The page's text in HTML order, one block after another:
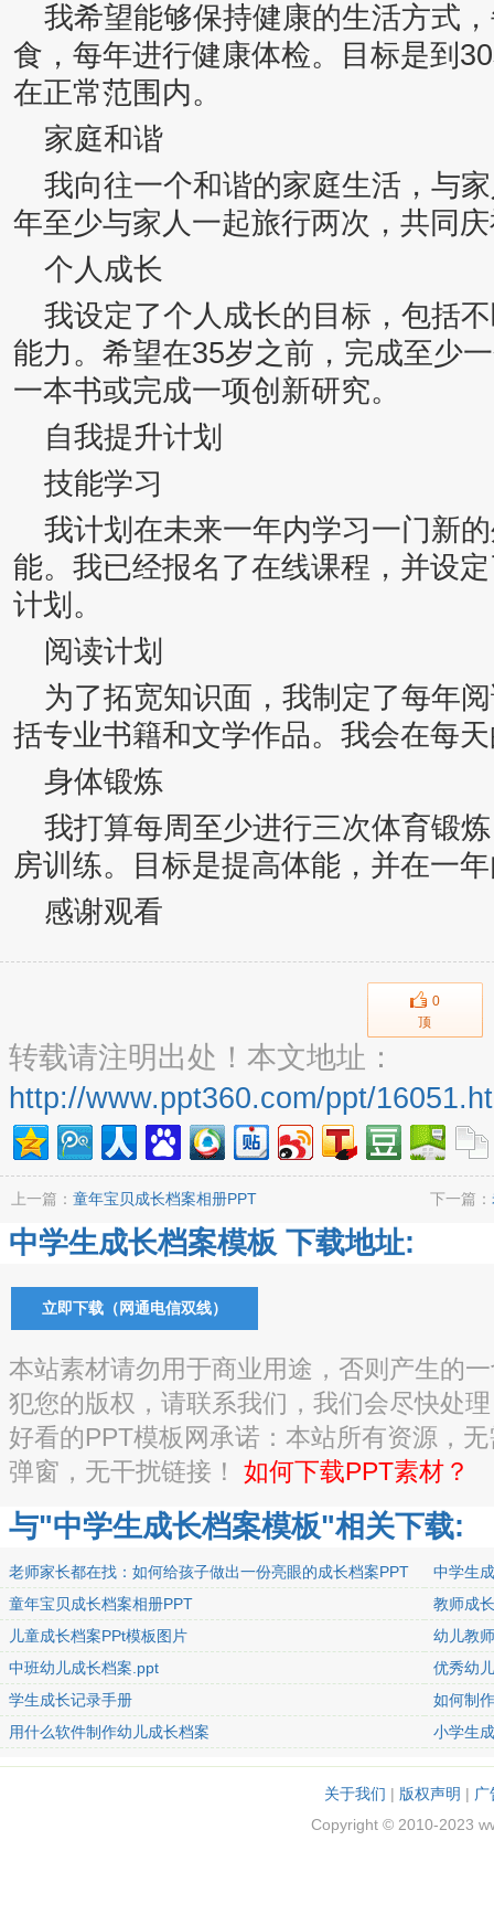
我希望能够保持健康的生活方式
食，每年进行健康体检。目标是到
在正常范围内。
家庭和谐
我向往一个和谐的家庭生活，与
年至少与家人一起旅行两次，共同
个人成长
我设定了个人成长的目标，包括
能力。希望在35岁之前，完成至少
一本书或完成一项创新研究。
自我提升计划
技能学习
我计划在未来一年内学习一门新
能。我已经报名了在线课程，并设
计划。
阅读计划
为了拓宽知识面，我制定了每年
括专业书籍和文学作品。我会在每
身体锻炼
我打算每周至少进行三次体育锻
房训练。目标是提高体能，并在一
感谢观看
0
顶
转载请注明出处！本文地址：
http://www.ppt360.com/ppt/
上一篇： 童年宝贝成长档案相册PPT 下一篇：
中学生成长档案模板 下载地址:
立即下载（网通电信双线）
本站素材请勿用于商业用途，否则产生的
犯您的版权，请联系我们，我们会尽快处
好看的PPT模板网承诺：本站所有资源，
弹窗，无干扰链接！ 如何下载PPT素材？
与"中学生成长档案模板"相关下载:
老师家长都在找：如何给孩子做出一份亮眼的成长档案PPT
中学生
童年宝贝成长档案相册PPT
教师成
儿童成长档案PPt模板图片
幼儿教
中班幼儿成长档案.ppt
优秀幼
学生成长记录手册
如何制
用什么软件制作幼儿成长档案
小学生
关于我们 | 版权声明 |
Copyright © 2010-2023